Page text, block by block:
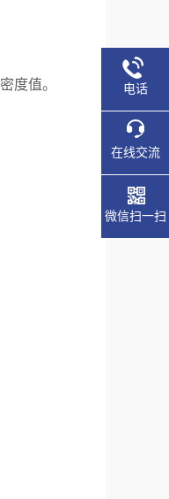
密度值。 电话
在线交流
微信扫一扫